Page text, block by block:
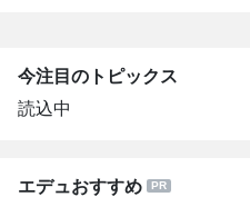
今注目のトピックス
読込中
エデュおすすめ